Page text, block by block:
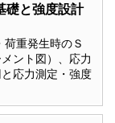
礎と強度設計
重発生時のＳ
ント図）、応力
応力測定・強度